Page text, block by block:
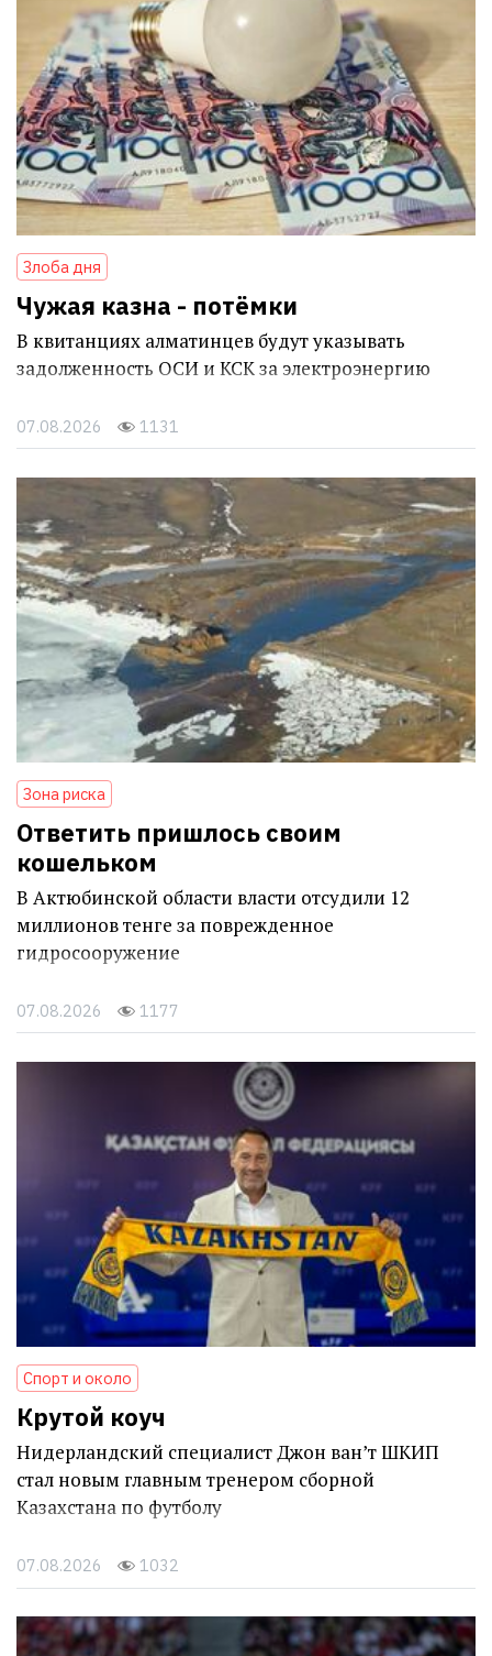
Злоба дня
Чужая казна - потёмки
В квитанциях алматинцев будут указывать
задолженность ОСИ и КСК за электроэнергию
07.08.2026 1131
Зона риска
Ответить пришлось своим
кошельком
В Актюбинской области власти отсудили 12
миллионов тенге за поврежденное
гидросооружение
07.08.2026 1177
Спорт и около
Крутой коуч
Нидерландский специалист Джон ван’т ШКИП
стал новым главным тренером сборной
Казахстана по футболу
07.08.2026 1032